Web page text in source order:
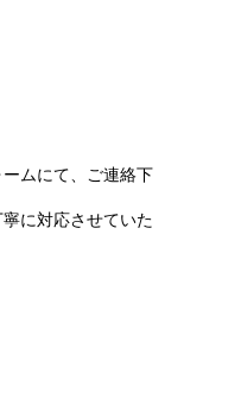
ムにて、ご連絡下
に対応させていた